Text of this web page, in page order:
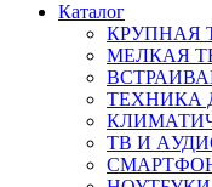
Каталог
КРУПНАЯ
МЕЛКАЯ
ТЕХНИКА
ТВ И